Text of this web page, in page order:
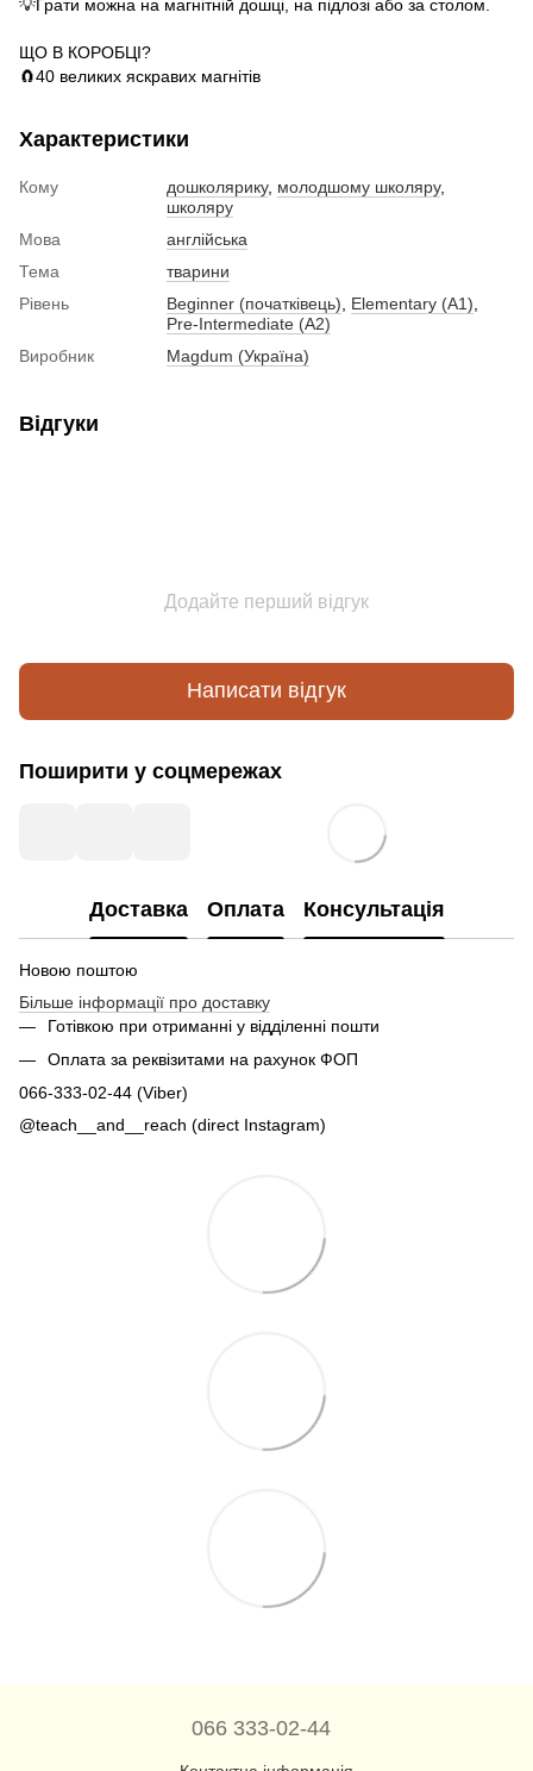
💡Грати можна на магнітній дошці, на підлозі або за столом.
ЩО В КОРОБЦІ?
🧲40 великих яскравих магнітів
Характеристики
Кому дошколярику, молодшому школяру,
школяру
Мова
англійська
Тема
тварини
Рівень
Beginner (початківець) Elementary (A1)
Pre-Intermediate (A2)
Виробник
Magdum (Україна)
Відгуки
Додайте перший відгук
Написати відгук
Поширити у соцмережах
Доставка Оплата Консультація
Новою поштою
Більше інформації про доставку
Готівкою при отриманні у відділенні пошти
Оплата за реквізитами на рахунок ФОП
066-333-02-44 (Viber)
@teach__and__reach (direct Instagram)
066 333-02-44